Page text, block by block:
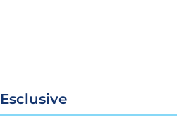
Esclusive